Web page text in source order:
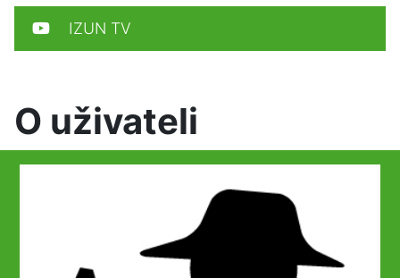
O uživateli
IZUN TV